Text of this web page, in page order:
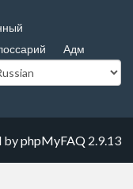
Адм
byphpMyFAQ 2.9.13